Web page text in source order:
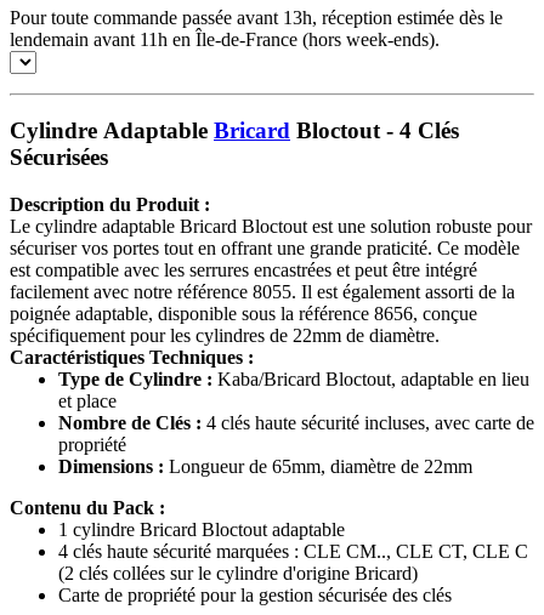
Pour toute commande passée avant 13h, réception estimée dès le
lendemain avant 11h en Île-de-France (hors week-ends).
Cylindre Adaptable Bricard Bloctout - 4 Clés
Sécurisées
Description du Produit :
Le cylindre adaptable Bricard Bloctout est une solution robuste pour
sécuriser vos portes tout en offrant une grande praticité. Ce modèle
est compatible avec les serrures encastrées et peut être intégré
facilement avec notre référence 8055. Il est également assorti de la
poignée adaptable, disponible sous la référence 8656, conçue
spécifiquement pour les cylindres de 22mm de diamètre.
Caractéristiques Techniques :
Type de Cylindre : Kaba/Bricard Bloctout, adaptable en lieu
et place
Nombre de Clés : 4 clés haute sécurité incluses, avec carte de
propriété
Dimensions : Longueur de 65mm, diamètre de 22mm
Contenu du Pack :
1 cylindre Bricard Bloctout adaptable
4 clés haute sécurité marquées : CLE CM.., CLE CT, CLE C
(2 clés collées sur le cylindre d'origine Bricard)
Carte de propriété pour la gestion sécurisée des clés